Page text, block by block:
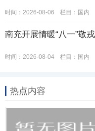
时间：2026-08-06 栏目： 国内
南充开展情暖“八一”敬
时间：2026-08-04 栏目： 国内
热点内容